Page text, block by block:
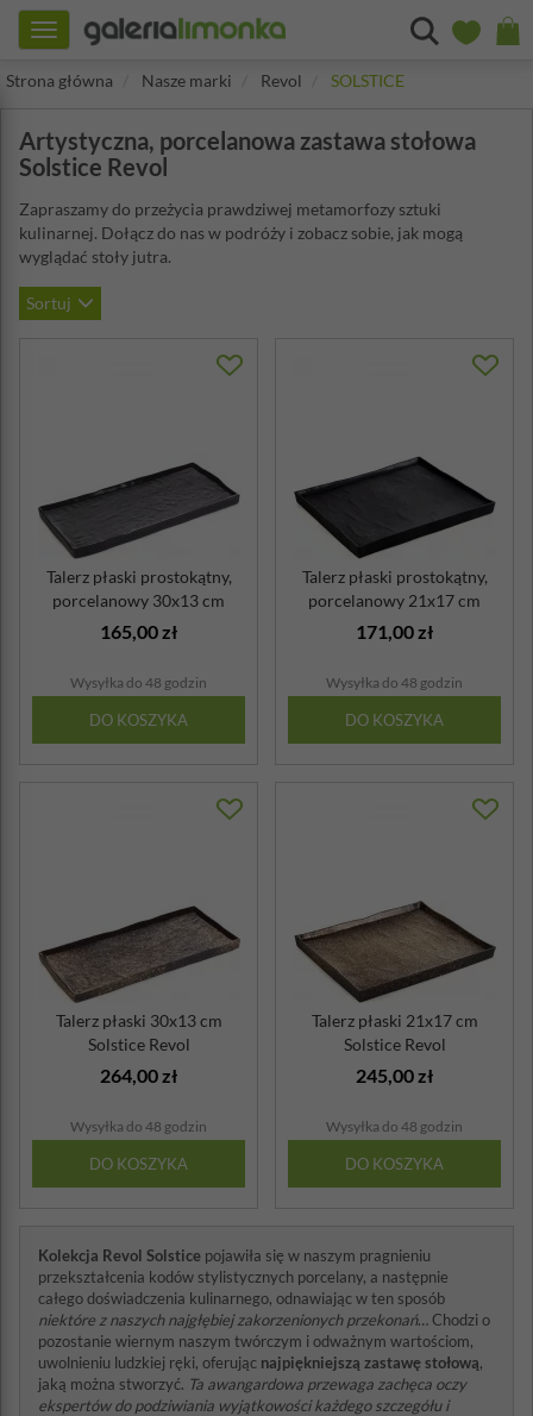
Toggle
navigation
Strona główna
Nasze marki Revol SOLSTICE
Artystyczna, porcelanowa zastawa stołowa
Solstice Revol
Zapraszamy do przeżycia prawdziwej metamorfozy sztuki
kulinarnej. Dołącz do nas w podróży i zobacz sobie, jak mogą
wyglądać stoły jutra.
Sortuj
Talerz płaski prostokątny,
porcelanowy 30x13 cm
Solstice ...
165,00 zł
Wysyłka do 48 godzin
DO KOSZYKA
Talerz płaski prostokątny,
porcelanowy 21x17 cm
Solstice ...
171,00 zł
Wysyłka do 48 godzin
DO KOSZYKA
Talerz płaski 30x13 cm
Solstice Revol
264,00 zł
Wysyłka do 48 godzin
DO KOSZYKA
Talerz płaski 21x17 cm
Solstice Revol
245,00 zł
Wysyłka do 48 godzin
DO KOSZYKA
Kolekcja Revol Solstice pojawiła się w naszym pragnieniu
przekształcenia kodów stylistycznych porcelany, a następnie
całego doświadczenia kulinarnego, odnawiając w ten sposób
niektóre z naszych najgłębiej zakorzenionych przekonań… Chodzi o
pozostanie wiernym naszym twórczym i odważnym wartościom,
uwolnieniu ludzkiej ręki, oferując najpiękniejszą zastawę stołową,
jaką można stworzyć. Ta awangardowa przewaga zachęca oczy
ekspertów do podziwiania wyjątkowości każdego szczegółu i